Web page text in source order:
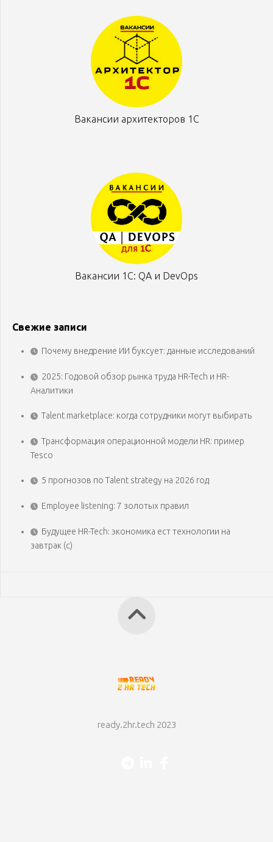
Вакансии архитекторов 1С
Вакансии 1С: QA и DevOps
Свежие записи
Почему внедрение ИИ буксует: данные исследований
2025: Годовой обзор рынка труда HR-Tech и HR-
Аналитики
Talent marketplace: когда сотрудники могут выбирать
Трансформация операционной модели HR: пример
Tesco
5 прогнозов по Talent strategy на 2026 год
Employee listening: 7 золотых правил
Будущее HR-Tech: экономика ест технологии на
завтрак (с)
ready.2hr.tech 2023